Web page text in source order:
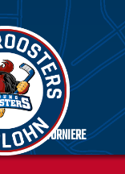
TURNIERE